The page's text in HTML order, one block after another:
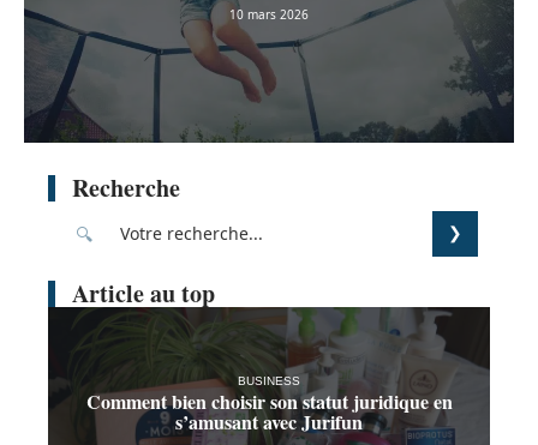
10 mars 2026
Recherche
Article au top
BUSINESS
Comment bien choisir son statut juridique en
s’amusant avec Jurifun